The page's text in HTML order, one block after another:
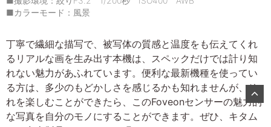
■カラーモード：風景
丁寧で繊細な描写で、被写体の質感と温度をも伝えてくれ
るリアルな画を生み出す本機は、スペックだけでは計り知
れない魅力があふれています。便利な最新機種を使ってい
る方は、多少のもどかしさを感じるかも知れませんが、そ
れを楽しむことができたら、このFoveonセンサーの魅力的
な写真を自分のモノにすることができます。ぜひ、キタム